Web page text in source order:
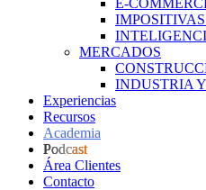
E-
MERCADOS
INDUSTRIA
Experiencias
Recursos
Academia
Podcast
Área Clientes
Contacto